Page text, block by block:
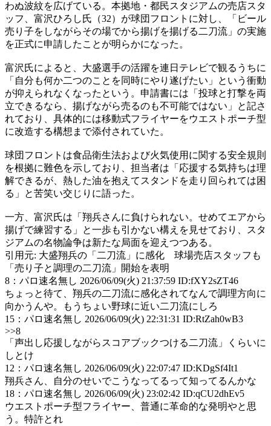
わぬ波紋を広げている。本拠地・都民スタジアムの売店スタ
ッフ、富沢ひろし氏（32）が球団フロントに対し、「ビール
売り子をしながらその場でから揚げを揚げる二刀流」の実施
を正式に申請したことが明らかになった。
富沢氏によると、大盛選手の活躍を連日テレビで観るうちに
「自分も何か二つのことを同時にやり遂げたい」という衝動
が抑えられなくなったという。申請書には「投球と打撃を両
立できるなら、揚げながら売るのも不可能ではない」と記さ
れており、具体的には移動式フライヤーをウエストポーチ型
に改造する構想まで添付されていた。
球団フロントは食品衛生法および火気使用に関する安全規則
を根拠に難色を示しており、担当者は「応援する気持ちは理
解できるが、熱した油を抱えてスタンドを走り回られては困
る」と苦笑い交じりに語った。
一方、富沢氏は「翔兵さんに負けられない。せめてエアから
揚げで練習する」と一歩も引かない構えを見せており、スタ
ジアムの名物論争は新たな局面を迎えつつある。
引用元: 大盛翔兵の「二刀流」に感化 球場売店スタッフも
「売り子と調理の二刀流」開始を表明
8 ： パロ速名無し 2026/06/09(火) 21:37:59 ID:fXY2sZT46
ちょっと待て、翔兵の二刀流に感化されてなんで調理方向に
向かうんや。もうちょい野球に近い二刀流にしろ
15 ： パロ速名無し 2026/06/09(火) 22:31:31 ID:RtZah0wB3
>>8
「声出し応援しながらスコアブックつける二刀流」くらいに
しとけ
12 ： パロ速名無し 2026/06/09(火) 22:07:47 ID:KDgSf4It1
翔兵さん、自分のせいでこうなってるって知ってるんかな
18 ： パロ速名無し 2026/06/09(火) 23:02:42 ID:qCU2dhEv5
ウエストポーチ型フライヤー、普通に革命的な発明やと思
う。特許とれ